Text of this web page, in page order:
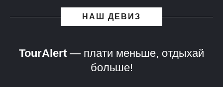
НАШ ДЕВИЗ
TourAlert — плати меньше, отдыхай
больше!